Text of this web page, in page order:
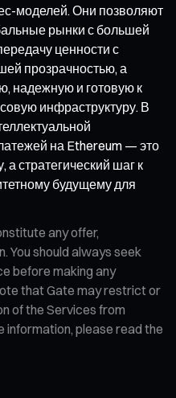
моделей. Они позволяют
рынки с большей
ценности с
прозрачностью, а
надежную и готовую к
инфраструктуру. В
на Ethereum — это
а стратегический шаг к
будущему для
any offer,
You should always seek
before making any
that Gate may restrict or
of the Services from
please read the